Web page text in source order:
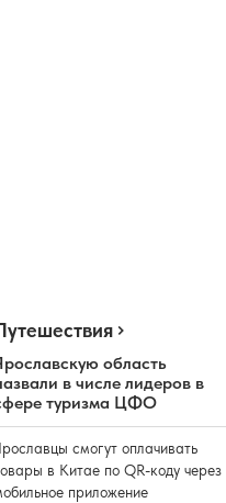
область
в числе лидеров в
туризма ЦФО
смогут оплачивать
в Китае по QR-коду через
приложение